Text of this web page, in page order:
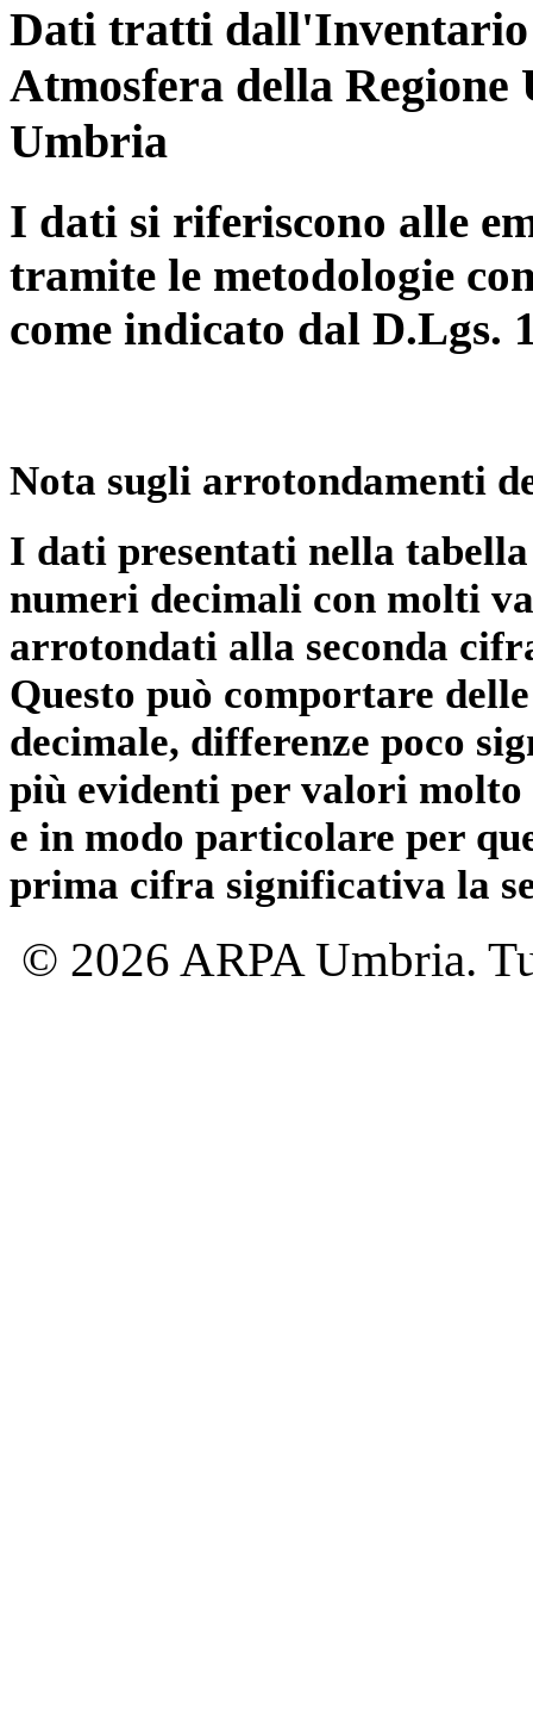
Dati tratti dall'Inventario
Atmosfera della
Umbria
I dati si riferiscono alle
tramite le metodologie
come indicato dal D.Lgs.
Nota sugli arrotondamenti
I dati presentati nella
numeri decimali con molti
arrotondati alla seconda
Questo può comportare
decimale, differenze poco
più evidenti per valori
e in modo particolare per
prima cifra significativa la
© 2026 ARPA Umbria.